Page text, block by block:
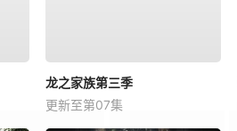
龙之家族第三季
更新至第07集